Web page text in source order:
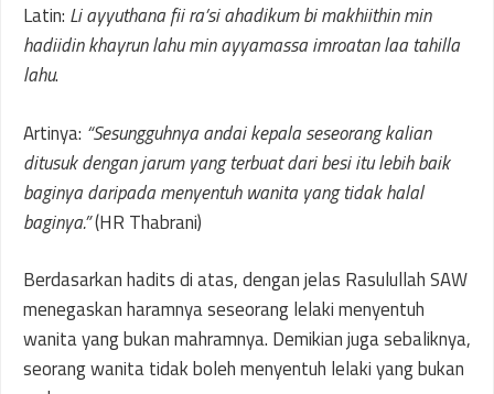
Latin: Li ayyuthana fii ra’si ahadikum bi makhiithin min
hadiidin khayrun lahu min ayyamassa imroatan laa tahilla
lahu.
Artinya: “Sesungguhnya andai kepala seseorang kalian
ditusuk dengan jarum yang terbuat dari besi itu lebih baik
baginya daripada menyentuh wanita yang tidak halal
baginya.”(HR Thabrani)
Berdasarkan hadits di atas, dengan jelas Rasulullah SAW
menegaskan haramnya seseorang lelaki menyentuh
wanita yang bukan mahramnya. Demikian juga sebaliknya,
seorang wanita tidak boleh menyentuh lelaki yang bukan